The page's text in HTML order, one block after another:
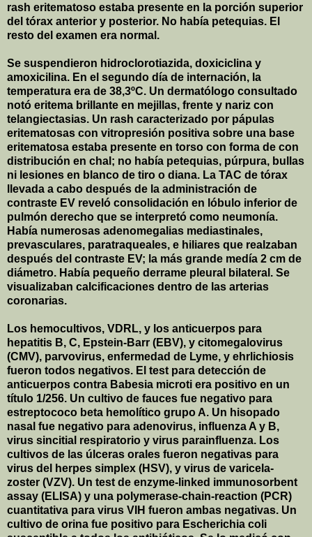
rash eritematoso estaba presente en la porción superior
del tórax anterior y posterior. No había petequias. El
resto del examen era normal.
Se suspendieron hidroclorotiazida, doxiciclina y
amoxicilina. En el segundo día de internación, la
temperatura era de 38,3ºC. Un dermatólogo consultado
notó eritema brillante en mejillas, frente y nariz con
telangiectasias. Un rash caracterizado por pápulas
eritematosas con vitropresión positiva sobre una base
eritematosa estaba presente en torso con forma de con
distribución en chal; no había petequias, púrpura, bullas
ni lesiones en blanco de tiro o diana. La TAC de tórax
llevada a cabo después de la administración de
contraste EV reveló consolidación en lóbulo inferior de
pulmón derecho que se interpretó como neumonía.
Había numerosas adenomegalias mediastinales,
prevasculares, paratraqueales, e hiliares que realzaban
después del contraste EV; la más grande medía 2 cm de
diámetro. Había pequeño derrame pleural bilateral. Se
visualizaban calcificaciones dentro de las arterias
coronarias.
Los hemocultivos, VDRL, y los anticuerpos para
hepatitis B, C, Epstein-Barr (EBV), y citomegalovirus
(CMV), parvovirus, enfermedad de Lyme, y ehrlichiosis
fueron todos negativos. El test para detección de
anticuerpos contra Babesia microti era positivo en un
título 1/256. Un cultivo de fauces fue negativo para
estreptococo beta hemolítico grupo A. Un hisopado
nasal fue negativo para adenovirus, influenza A y B,
virus sincitial respiratorio y virus parainfluenza. Los
cultivos de las úlceras orales fueron negativas para
virus del herpes simplex (HSV), y virus de varicela-
zoster (VZV). Un test de enzyme-linked immunosorbent
assay (ELISA) y una polymerase-chain-reaction (PCR)
cuantitativa para virus VIH fueron ambas negativas. Un
cultivo de orina fue positivo para Escherichia coli